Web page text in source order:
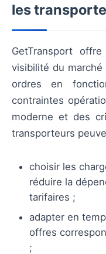
les
GetTransport
visibilité du
ordres en
contraintes
moderne et des
transporteurs
choisir les
réduire la
tarifaires ;
adapter en
offres
;